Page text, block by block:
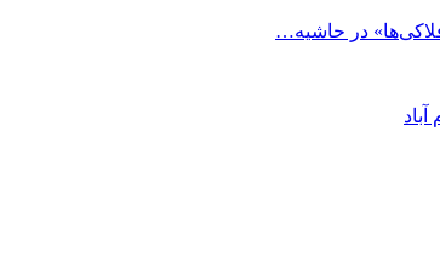
در حاشیه…